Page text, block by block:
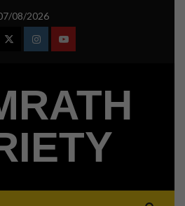
08/2026
TwitterInstagramYoutube